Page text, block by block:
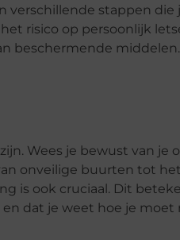
verschillende stappen
risico op persoonlijk
beschermende middelen.
Wees je bewust van je
onveilige buurten tot
is ook cruciaal. Dit
dat je weet hoe je moet